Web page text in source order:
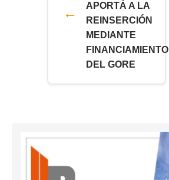
APORTÁ A LA
REINSERCIÓN
MEDIANTE
FINANCIAMIENTO
DEL GORE